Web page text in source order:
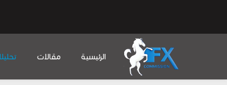
الرئيسية مقالات